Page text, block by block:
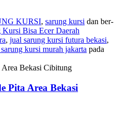
KURSI, sarung kursi dan ber-
Kursi Bisa Ecer Daerah
, jual sarung kursi futura bekasi,
kursi murah jakarta pada
Pita Area Bekasi